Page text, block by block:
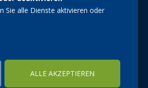
Ich will KVW Mitglied
Sie alle Dienste aktivieren oder
ALLE AKZEPTIEREN